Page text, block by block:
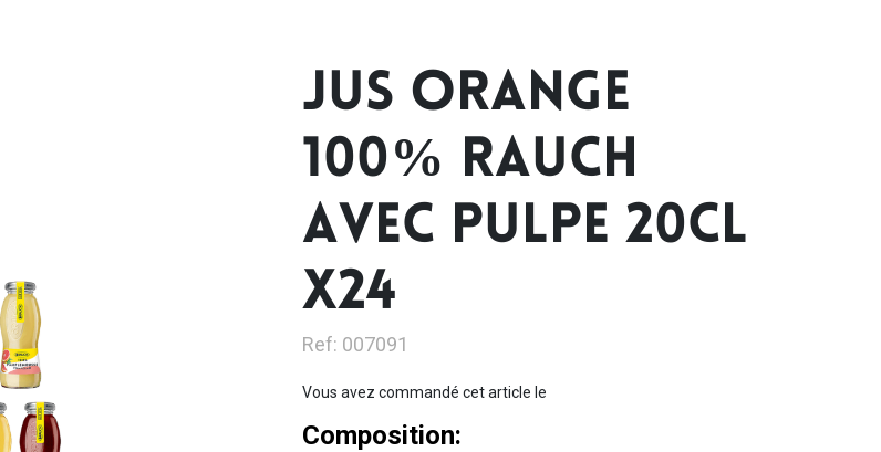
JUS ORANGE
100% RAUCH
AVEC PULPE 20CL
X24
Ref: 007091
Vous avez commandé cet article le
Composition: